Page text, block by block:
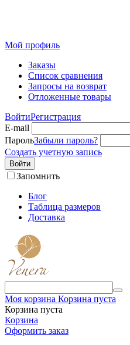
Мой профиль
Заказы
Список сравнения
Запросы на возврат
Отложенные товары
ВойтиРегистрация
E-mail
ПарольЗабыли пароль?
Создать учетную запись
Войти
Запомнить
Блог
Таблица размеров
Доставка
Моя корзина Корзина пуста
Корзина пуста
Корзина
Оформить заказ